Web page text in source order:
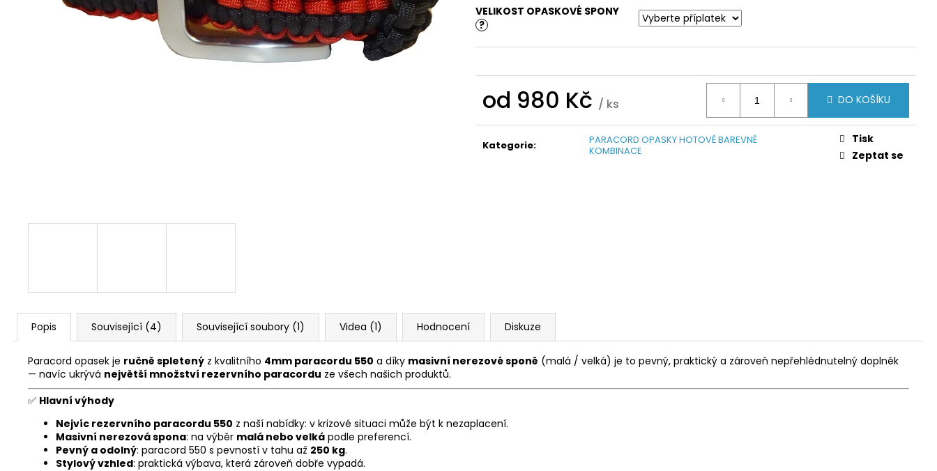
VELIKOST OPASKOVÉ SPONY
?
od 980 Kč / ks
cena:
DO KOŠÍKU
Kategorie:
PARACORD OPASKY HOTOVÉ BAREVNÉ
KOMBINACE
Tisk
Zeptat se
Popis Související (4) Související soubory (1) Videa (1) Hodnocení Diskuze
Paracord opasek je ručně spletený z kvalitního 4mm paracordu 550 a díky masivní nerezové sponě (malá / velká) je to pevný, praktický a zároveň nepřehlédnutelný doplněk
— navíc ukrývá největší množství rezervního paracordu ze všech našich produktů.
✅ Hlavní výhody
Nejvíc rezervního paracordu 550 z naší nabídky: v krizové situaci může být k nezaplacení.
Masivní nerezová spona: na výběr malá nebo velká podle preferencí.
Pevný a odolný: paracord 550 s pevností v tahu až 250 kg.
Stylový vzhled: praktická výbava, která zároveň dobře vypadá.